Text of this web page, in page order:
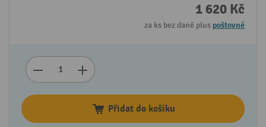
1 620 Kč
za ks bez daně plus poštovné
Přidat do košíku